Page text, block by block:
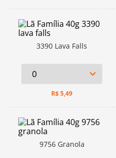
3390 Lava Falls
R$5,49
9756 Granola